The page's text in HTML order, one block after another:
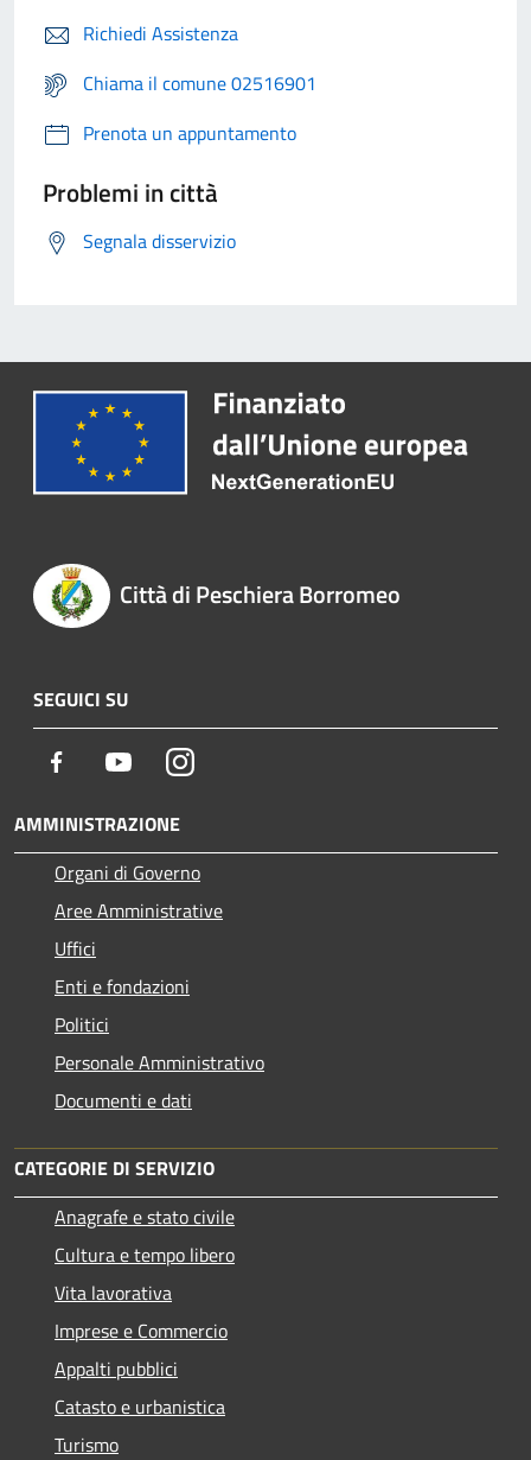
Richiedi Assistenza
Chiama il comune 02516901
Prenota un appuntamento
Problemi in città
Segnala disservizio
Città di Peschiera Borromeo
SEGUICI SU
Facebook YoutubeInstagram
AMMINISTRAZIONE
Organi di Governo
Aree Amministrative
Uffici
Enti e fondazioni
Politici
Personale Amministrativo
Documenti e dati
CATEGORIE DI SERVIZIO
Anagrafe e stato civile
Cultura e tempo libero
Vita lavorativa
Imprese e Commercio
Appalti pubblici
Catasto e urbanistica
Turismo